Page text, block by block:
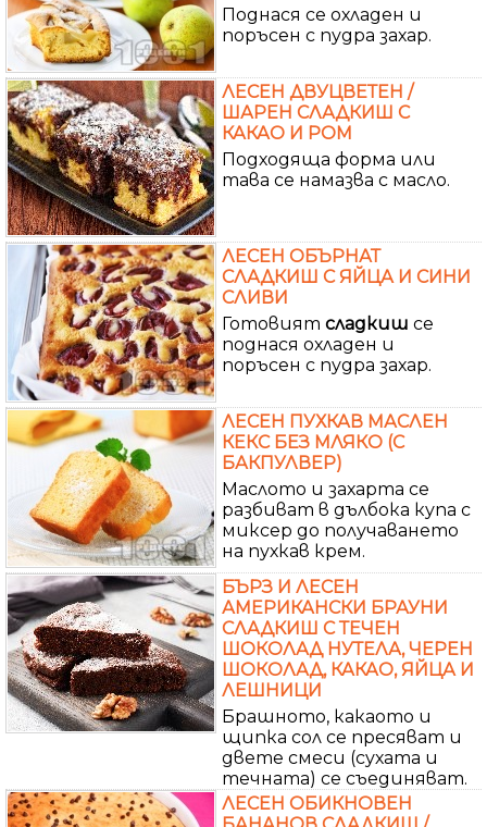
Поднася се охладен и
поръсен с пудра захар.
ЛЕСЕН ДВУЦВЕТЕН /
ШАРЕН СЛАДКИШ С
КАКАО И РОМ
Подходяща форма или
тава се намазва с масло.
ЛЕСЕН ОБЪРНАТ
СЛАДКИШ С ЯЙЦА И СИНИ
СЛИВИ
Готовият сладкиш се
поднася охладен и
поръсен с пудра захар.
ЛЕСЕН ПУХКАВ МАСЛЕН
КЕКС БЕЗ МЛЯКО (С
БАКПУЛВЕР)
Маслото и захарта се
разбиват в дълбока купа с
миксер до получаването
на пухкав крем.
БЪРЗ И ЛЕСЕН
АМЕРИКАНСКИ БРАУНИ
СЛАДКИШ С ТЕЧЕН
ШОКОЛАД НУТЕЛА, ЧЕРЕН
ШОКОЛАД, КАКАО, ЯЙЦА И
ЛЕШНИЦИ
Брашното, какаото и
щипка сол се пресяват и
двете смеси (сухата и
течната) се съединяват.
ЛЕСЕН ОБИКНОВЕН